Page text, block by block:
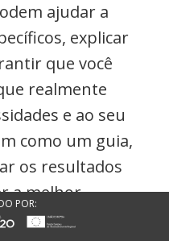
ajudar a
explicar
que você
realmente
e ao seu
como um guia,
os resultados
a melhor
POR: